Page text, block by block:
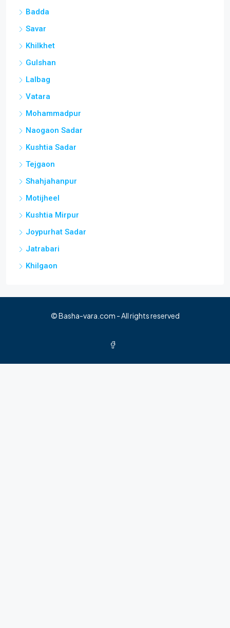
Badda
Savar
Khilkhet
Gulshan
Lalbag
Vatara
Mohammadpur
Naogaon Sadar
Kushtia Sadar
Tejgaon
Shahjahanpur
Motijheel
Kushtia Mirpur
Joypurhat Sadar
Jatrabari
Khilgaon
© Basha-vara.com - All rights reserved